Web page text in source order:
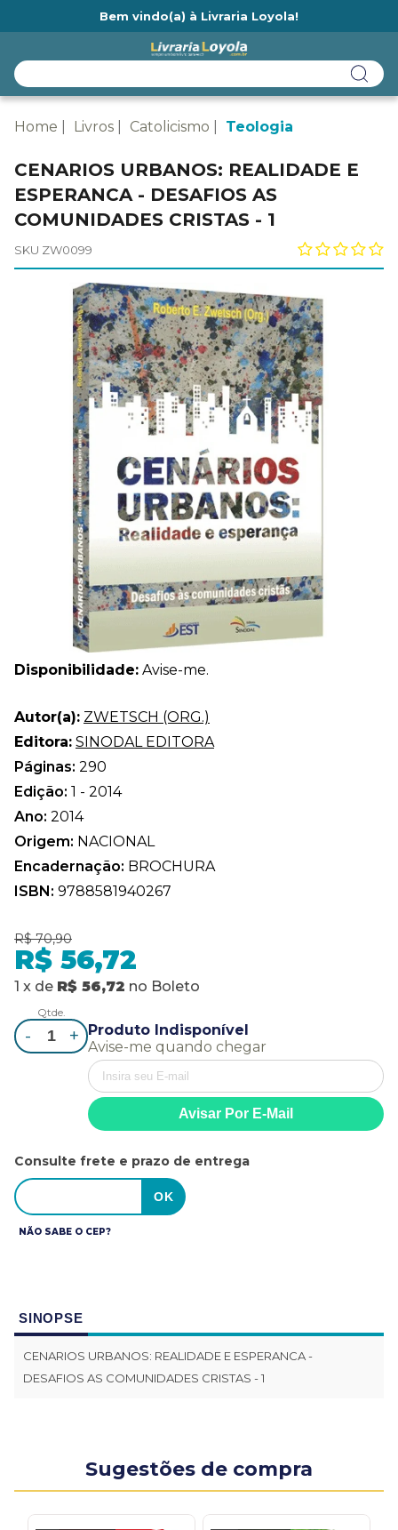
Bem vindo(a) à Livraria Loyola!
Home Livros Catolicismo Teologia
CENARIOS URBANOS: REALIDADE E
ESPERANCA - DESAFIOS AS
COMUNIDADES CRISTAS - 1
SKU ZW0099
Disponibilidade: Avise-me.
Autor(a): ZWETSCH (ORG.)
Editora: SINODAL EDITORA
Páginas: 290
Edição: 1 - 2014
Ano: 2014
Origem: NACIONAL
Encadernação: BROCHURA
ISBN: 9788581940267
R$ 70,90
R$ 56,72
1 x de R$ 56,72 no Boleto
Qtde.
- +
Produto Indisponível
Avise-me quando chegar
Consulte frete e prazo de entrega
NÃO SABE O CEP?
SINOPSE
CENARIOS URBANOS: REALIDADE E ESPERANCA -
DESAFIOS AS COMUNIDADES CRISTAS - 1
Sugestões de compra